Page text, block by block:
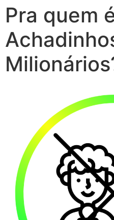
Pra quem